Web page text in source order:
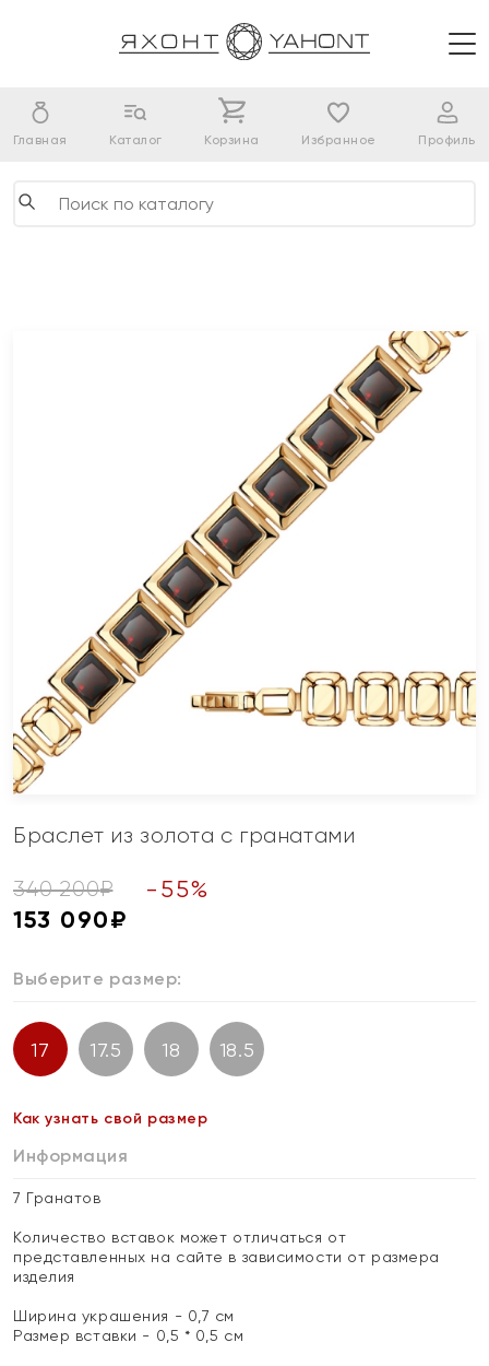
Главная Каталог Корзина Избранное Профиль
Браслет из золота с гранатами
340 200₽ - 55%
153 090₽
Выберите размер:
17 17.5 18 18.5
Как узнать свой размер
Информация
7 Гранатов
Количество вставок может отличаться от
представленных на сайте в зависимости от размера
изделия
Ширина украшения - 0,7 см
Размер вставки - 0,5 * 0,5 см